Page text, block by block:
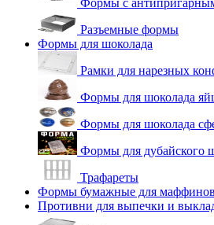
Формы с
Разъемные формы
Формы для шоколада
Рамки для нарезных
Формы для шоколада
Формы для шоколада
Формы для дубайского
Трафареты
Формы бумажные для маффинов
Противни для выпечки и